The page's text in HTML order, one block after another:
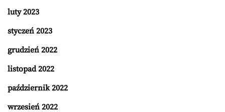
luty 2023
styczeń 2023
grudzień 2022
listopad 2022
październik 2022
wrzesień 2022